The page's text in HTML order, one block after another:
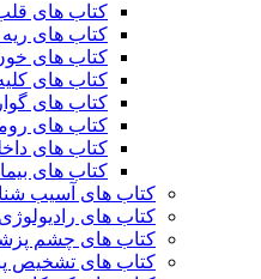
کتاب های
کتاب های
کتاب های
کتاب های
کتاب های
کتاب های
کتاب های
کتاب های
کتاب های آسیب
کتاب های رادیولوژی
کتاب های چشم
کتاب های تشخیص